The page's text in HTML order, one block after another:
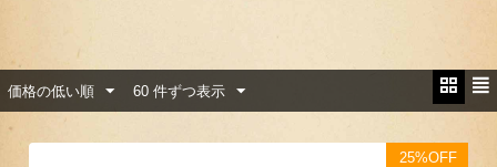
価格の低い順 60 件ずつ表示
25%OFF